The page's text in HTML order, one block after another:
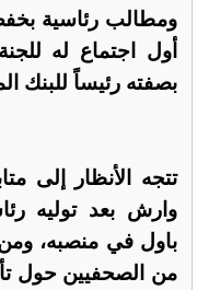
ومطالب رئاسية
أول اجتماع له
بصفته رئيساً للبنك
تتجه الأنظار إلى
وارش بعد توليه
باول في منصبه،
من الصحفيين حول